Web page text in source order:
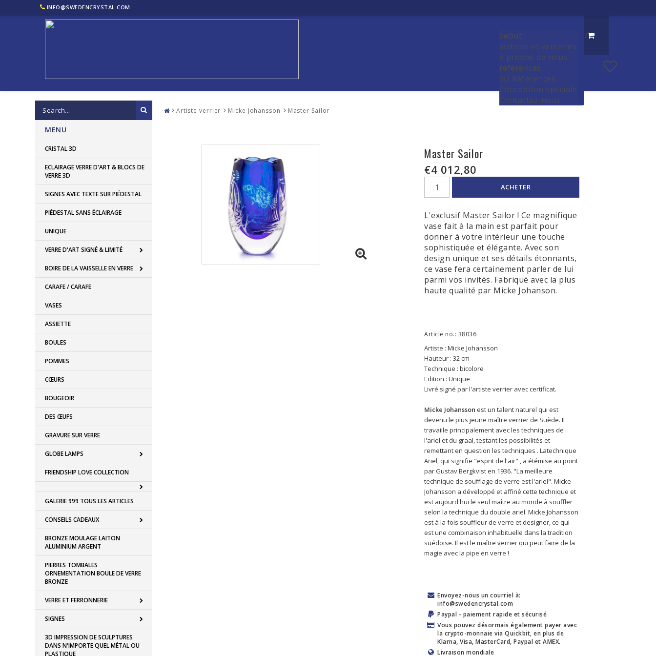
INFO@SWEDENCRYSTAL.COM
/
debut
artistes et verreries
à propos de nous
références
3D Références
Conception spéciale
Contactez-nous
MENU
CRISTAL 3D
ECLAIRAGE VERRE D'ART & BLOCS DE
VERRE 3D
SIGNES AVEC TEXTE SUR PIÉDESTAL
PIÉDESTAL SANS ÉCLAIRAGE
UNIQUE
VERRE D'ART SIGNÉ & LIMITÉ
BOIRE DE LA VAISSELLE EN VERRE
CARAFE / CARAFE
VASES
ASSIETTE
BOULES
POMMES
CŒURS
BOUGEOIR
DES ŒUFS
GRAVURE SUR VERRE
GLOBE LAMPS
FRIENDSHIP LOVE COLLECTION
GALERIE 999 TOUS LES ARTICLES
CONSEILS CADEAUX
BRONZE MOULAGE LAITON
ALUMINIUM ARGENT
PIERRES TOMBALES
ORNEMENTATION BOULE DE VERRE
BRONZE
VERRE ET FERRONNERIE
SIGNES
3D IMPRESSION DE SCULPTURES
DANS N'IMPORTE QUEL MÉTAL OU
PLASTIQUE
Artiste verrier Micke Johansson Master Sailor
Master Sailor
€4 012,80
ACHETER
L'exclusif Master Sailor ! Ce magnifique
vase fait à la main est parfait pour
donner à votre intérieur une touche
sophistiquée et élégante. Avec son
design unique et ses détails étonnants,
ce vase fera certainement parler de lui
parmi vos invités. Fabriqué avec la plus
haute qualité par Micke Johanson.
Article no.: 38036
Artiste : Micke Johansson
Hauteur : 32 cm
Technique : bicolore
Edition : Unique
Livré signé par l'artiste verrier avec certificat.
Micke Johansson est un talent naturel qui est
devenu le plus jeune maître verrier de Suède. Il
travaille principalement avec les techniques de
l'ariel et du graal, testant les possibilités et
remettant en question les techniques . Latechnique
Ariel, qui signifie "esprit de l'air" , a étémise au point
par Gustav Bergkvist en 1936. "La meilleure
technique de soufflage de verre est l'ariel". Micke
Johansson a développé et affiné cette technique et
est aujourd'hui le seul maître au monde à souffler
selon la technique du double ariel. Micke Johansson
est à la fois souffleur de verre et designer, ce qui
est une combinaison inhabituelle dans la tradition
suédoise. Il est le maître verrier qui peut faire de la
magie avec la pipe en verre !
Envoyez-nous un courriel à:
info@swedencrystal.com
Paypal - paiement rapide et sécurisé
Vous pouvez désormais également payer avec
la crypto-monnaie via Quickbit, en plus de
Klarna, Visa, MasterCard, Paypal et AMEX.
Livraison mondiale